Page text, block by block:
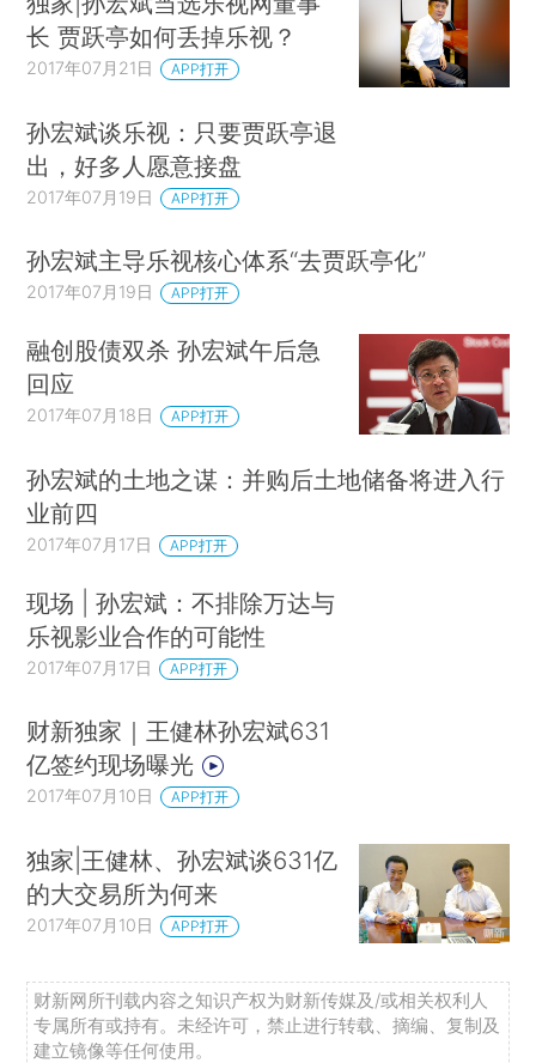
长 贾跃亭如何丢掉乐视？
2017年07月21日 APP打开
孙宏斌谈乐视：只要贾跃亭退
出，好多人愿意接盘
2017年07月19日 APP打开
孙宏斌主导乐视核心体系“去贾跃亭化”
2017年07月19日 APP打开
融创股债双杀 孙宏斌午后急
回应
2017年07月18日 APP打开
孙宏斌的土地之谋：并购后土地储备将进入行
业前四
2017年07月17日 APP打开
现场 | 孙宏斌：不排除万达与
乐视影业合作的可能性
2017年07月17日 APP打开
财新独家｜王健林孙宏斌631
亿签约现场曝光
2017年07月10日 APP打开
独家|王健林、孙宏斌谈631亿
的大交易所为何来
2017年07月10日 APP打开
财新网所刊载内容之知识产权为财新传媒及/或相关权利人
专属所有或持有。未经许可，禁止进行转载、摘编、复制及
建立镜像等任何使用。